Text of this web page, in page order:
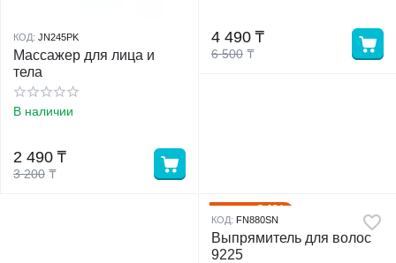
КОД: JN245PK
Массажер для лица и
тела
В наличии
3 200 ₸
2 490 ₸
6 500 ₸
4 490 ₸
24%
КОД: FN880SN
Выпрямитель для волос
9225